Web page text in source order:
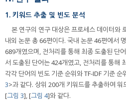
1. 키워드 추출 및 빈도 분석
본 연구의 연구 대상은 프로세스 데이터와
내외 논문 총 66편이다. 국내 논문 46편에서
689개였으며, 전처리를 통해 최종 도출된 단
서 도출된 단어는 424개였고, 전처리를 통해
각각 단어의 빈도 기준 순위와 TF-IDF 기준 순
3>과 같다. 상위 200개 키워드를 추출하여
[그림 3], [그림 4]와 같다.